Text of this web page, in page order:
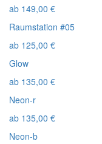
ab 149,00 €
Raumstation #05
ab 125,00 €
Glow
ab 135,00 €
Neon-r
ab 135,00 €
Neon-b